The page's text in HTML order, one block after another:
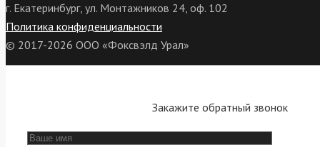
г. Екатеринбург, ул. Монтажников 24, оф. 102
Политика конфиденциальности
© 2017-2026 ООО «Фоксвэлд Урал»
Закажите обратный звонок